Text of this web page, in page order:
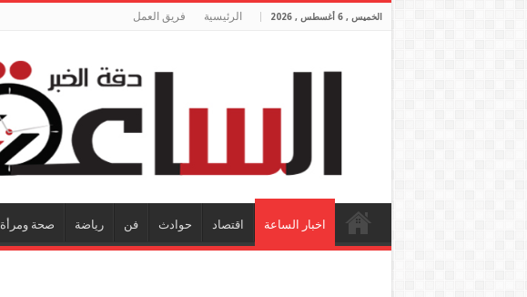
الخميس , 6 أغسطس , 2026 الرئيسية فريق العمل
اخبار الساعة اقتصاد حوادث فن رياضة صحة ومرأة